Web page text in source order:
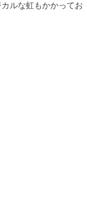
ルな虹もかかってお